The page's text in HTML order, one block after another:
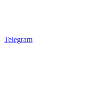
Telegram